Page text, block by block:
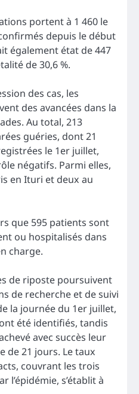
portent à 1 460 le
depuis le début
également état de 447
de 30,6 %.
des cas, les
des avancées dans la
Au total, 213
guéries, dont 21
le 1er juillet,
négatifs. Parmi elles,
en Ituri et deux au
que 595 patients sont
ou hospitalisés dans
charge.
de riposte poursuivent
de recherche et de suivi
la journée du 1er juillet,
été identifiés, tandis
avec succès leur
de 21 jours. Le taux
couvrant les trois
l’épidémie, s’établit à